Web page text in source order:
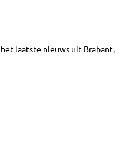
laatste nieuws uit Brabant,